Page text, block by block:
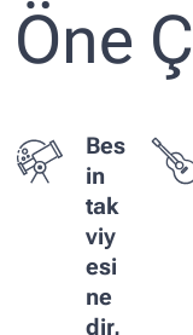
Öne
Bes
in
tak
viy
esi
ne
dir,